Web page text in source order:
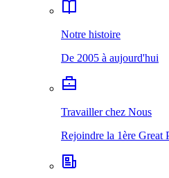
Notre histoire
De 2005 à aujourd'hui
Travailler chez Nous
Rejoindre la 1ère Great